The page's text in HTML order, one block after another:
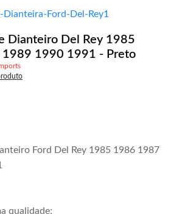
Dianteiro Del Rey 1985
1990 1991 - Preto
Ford Del Rey 1985 1986 1987
qualidade;